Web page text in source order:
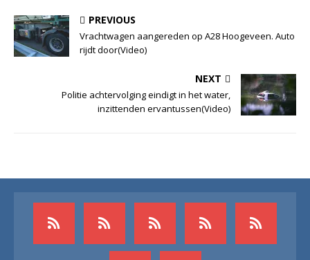
PREVIOUS
Vrachtwagen aangereden op A28 Hoogeveen. Auto
rijdt door(Video)
NEXT
Politie achtervolging eindigt in het water,
inzittenden ervantussen(Video)